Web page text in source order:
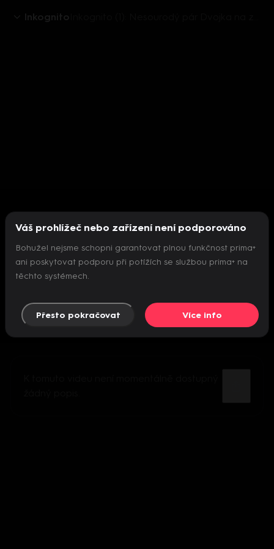
Inkognito
Nepodařilo se inicializovat přehrávač
Váš prohlížeč nebo zařízení není podporováno
Bohužel nejsme schopni garantovat plnou funkčnost prima+
ani poskytovat podporu při potížích se službou prima+ na
těchto systémech.
Přesto pokračovat Více info